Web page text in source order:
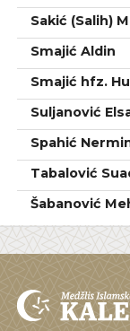
Sakić (Salih)
Smajić Aldin
Smajić hfz.
Suljanović
Spahić
Tabalović
Šabanović